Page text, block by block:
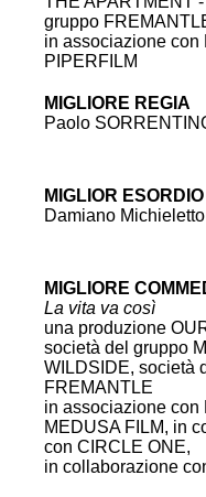
gruppo
in associazione con
PIPERFILM
MIGLIORE REGIA
Paolo
MIGLIOR ESORDIO
Damiano Michieletto
MIGLIORE
La vita va così
una produzione
società del gruppo
WILDSIDE, società
FREMANTLE
in associazione con
MEDUSA FILM, in
con CIRCLE ONE,
in collaborazione